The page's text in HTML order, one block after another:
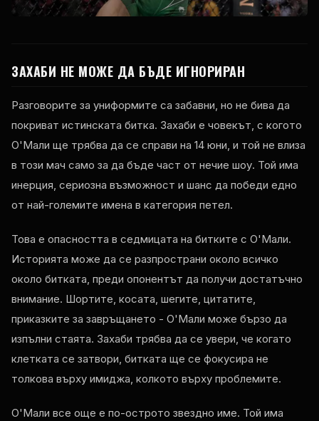
ЗАХАБИ НЕ МОЖЕ ДА БЪДЕ ИГНОРИРАН
Разговорите за униформите са забавни, но не бива да
покриват истинската битка. Захаби е човекът, с когото
О'Мали ще трябва да се справи на 14 юни, и той не влиза
в този мач само за да бъде част от нечие шоу. Той има
инерция, сериозна възможност и шанс да победи едно
от най-големите имена в категория петел.
Това е опасността в седмицата на битките с О'Мали.
Историята може да се разпространи около всичко
около битката, преди опонентът да получи достатъчно
внимание. Шортите, косата, шегите, цитатите,
приказките за завръщането - О'Мали може бързо да
изпълни стаята. Захаби трябва да се увери, че когато
клетката се затвори, битката ще се фокусира не
толкова върху имиджа, колкото върху проблемите.
О'Мали все още е по-острото звездно име. Той има